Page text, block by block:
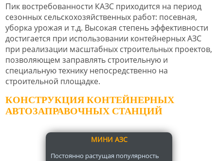
Пик востребованности КАЗС приходится на период
сезонных сельскохозяйственных работ: посевная,
уборка урожая и т.д. Высокая степень эффективности
достигается при использовании контейнерных АЗС
при реализации масштабных строительных проектов,
позволяющем заправлять строительную и
специальную технику непосредственно на
строительной площадке.
КОНСТРУКЦИЯ КОНТЕЙНЕРНЫХ
АВТОЗАПРАВОЧНЫХ СТАНЦИЙ
МИНИ АЗС
Постоянно растущая популярность